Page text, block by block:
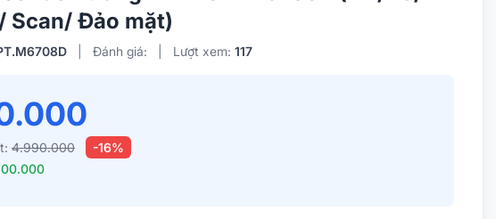
Scan/ Đảo mặt)
Đánh giá: Lượt xem: 117
4.990.000
-16%